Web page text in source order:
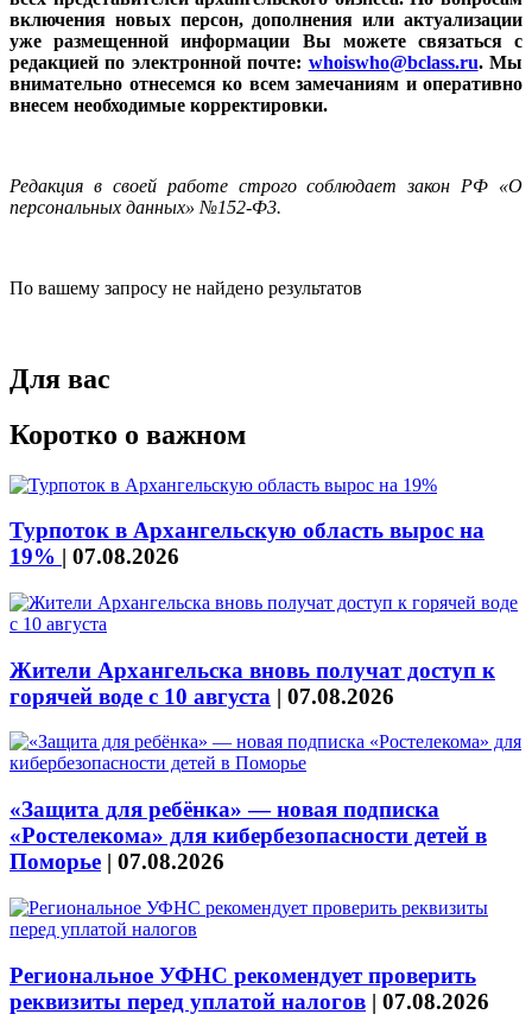
включения новых персон, дополнения или актуализации
уже размещенной информации Вы можете связаться с
редакцией по электронной почте: whoiswho@bclass.ru. Мы
внимательно отнесемся ко всем замечаниям и оперативно
внесем необходимые корректировки.
Редакция в своей работе строго соблюдает закон РФ «О
персональных данных» №152-Ф3.
По вашему запросу не найдено результатов
Для вас
Коротко о важном
Турпоток в Архангельскую область вырос на
19% | 07.08.2026
Жители Архангельска вновь получат доступ к
горячей воде с 10 августа | 07.08.2026
«Защита для ребёнка» — новая подписка
«Ростелекома» для кибербезопасности детей в
Поморье | 07.08.2026
Региональное УФНС рекомендует проверить
реквизиты перед уплатой налогов | 07.08.2026